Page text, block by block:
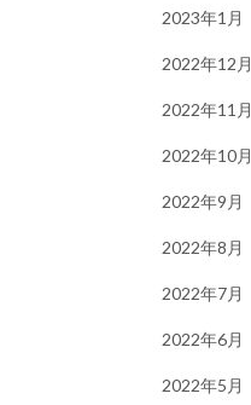
2023年1月
2022年12月
2022年11月
2022年10月
2022年9月
2022年8月
2022年7月
2022年6月
2022年5月